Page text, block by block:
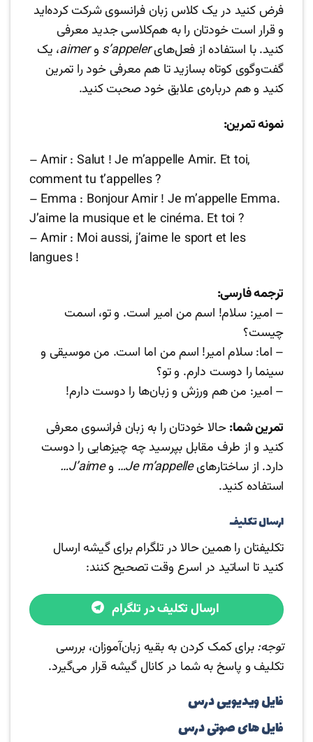
فرض کنید در یک کلاس زبان فرانسوی شرکت کرده‌اید
و قرار است خودتان را به هم‌کلاسی جدید معرفی
کنید. با استفاده از فعل‌هایs’appeler وaimer، یک
گفت‌وگوی کوتاه بسازید تا هم معرفی خود را تمرین
کنید و هم درباره‌ی علایق خود صحبت کنید.
نمونه تمرین:
– Amir : Salut ! Je m’appelle Amir. Et toi,
comment tu t’appelles ?
– Emma : Bonjour Amir ! Je m’appelle Emma.
J’aime la musique et le cinéma. Et toi ?
– Amir : Moi aussi, j’aime le sport et les
langues !
ترجمه فارسی:
– امیر: سلام! اسم من امیر است. و تو، اسمت
چیست؟
– اما: سلام امیر! اسم من اما است. من موسیقی و
سینما را دوست دارم. و تو؟
– امیر: من هم ورزش و زبان‌ها را دوست دارم!
تمرین شما:حالا خودتان را به زبان فرانسوی معرفی
کنید و از طرف مقابل بپرسید چه چیزهایی را دوست
دارد. از ساختارهایJe m’appelle… وJ’aime…
استفاده کنید.
ارسال تکلیف
تکلیفتان را همین حالا در تلگرام برای گیشه ارسال
کنید تا اساتید در اسرع وقت تصحیح کنند:
ارسال تکلیف در تلگرام
توجه:برای کمک کردن به بقیه زبان‌آموزان، بررسی
تکلیف و پاسخ به شما در کانال گیشه قرار می‌گیرد.
فایل ویدیویی درس
فایل های صوتی درس